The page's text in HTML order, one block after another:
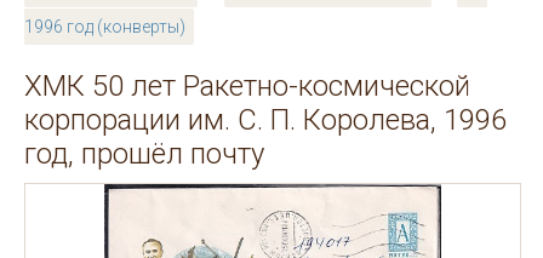
1996 год (конверты)
ХМК 50 лет Ракетно-космической
корпорации им. С. П. Королева, 1996
год, прошёл почту